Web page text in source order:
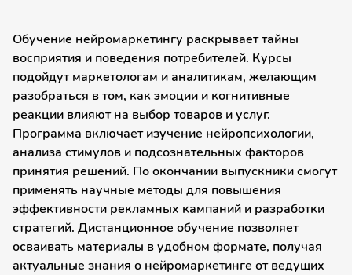
Обучение нейромаркетингу раскрывает тайны
восприятия и поведения потребителей. Курсы
подойдут маркетологам и аналитикам, желающим
разобраться в том, как эмоции и когнитивные
реакции влияют на выбор товаров и услуг.
Программа включает изучение нейропсихологии,
анализа стимулов и подсознательных факторов
принятия решений. По окончании выпускники смогут
применять научные методы для повышения
эффективности рекламных кампаний и разработки
стратегий. Дистанционное обучение позволяет
осваивать материалы в удобном формате, получая
актуальные знания о нейромаркетинге от ведущих